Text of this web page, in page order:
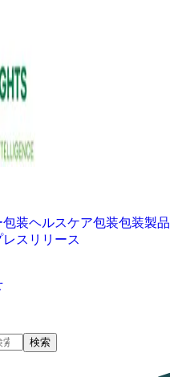
包装ヘルスケア包装包装製品
レスリリース
検索